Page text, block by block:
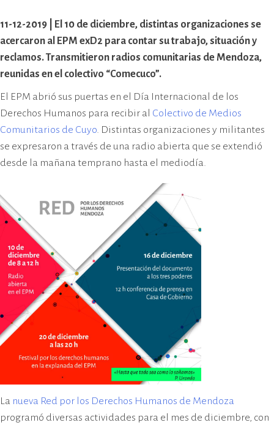
a la represión política ilegal, antes
y durante la última dictadura
cívico-militar. El lugar fue sede del
Centro Clandestino de Detención,
importante del Gran Mendoza.
11-12-2019 | El 10 de diciembre, distintas organizaciones se
acercaron al EPM exD2 para contar su trabajo, situación y
reclamos. Transmitieron radios comunitarias de Mendoza,
reunidas en el colectivo “Comecuco”.
El EPM abrió sus puertas en el Día Internacional de los
Derechos Humanos para recibir al Colectivo de Medios
Comunitarios de Cuyo. Distintas organizaciones y militantes
se expresaron a través de una radio abierta que se extendió
desde la mañana temprano hasta el mediodía.
La nueva Red por los Derechos Humanos de Mendoza
programó diversas actividades para el mes de diciembre, con